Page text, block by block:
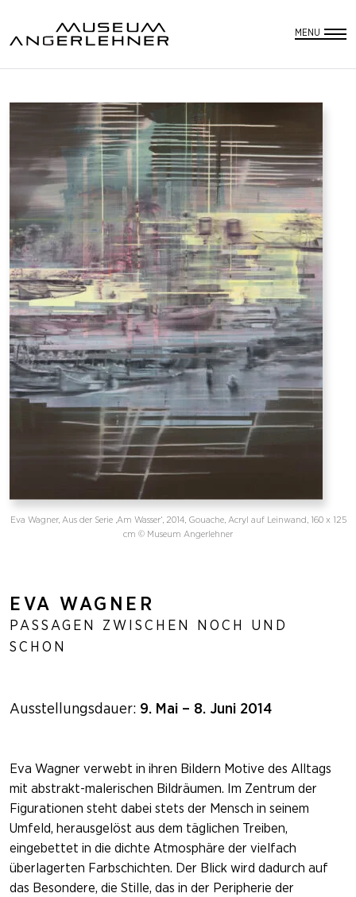
MENU
Eva Wagner, Aus der Serie ‚Am Wasser‘, 2014, Gouache, Acryl auf Leinwand, 160 x 125
cm © Museum Angerlehner
EVA WAGNER
PASSAGEN ZWISCHEN NOCH UND
SCHON
Ausstellungsdauer: 9. Mai – 8. Juni 2014
Eva Wagner verwebt in ihren Bildern Motive des Alltags
mit abstrakt-malerischen Bildräumen. Im Zentrum der
Figurationen steht dabei stets der Mensch in seinem
Umfeld, herausgelöst aus dem täglichen Treiben,
eingebettet in die dichte Atmosphäre der vielfach
überlagerten Farbschichten. Der Blick wird dadurch auf
das Besondere, die Stille, das in der Peripherie der